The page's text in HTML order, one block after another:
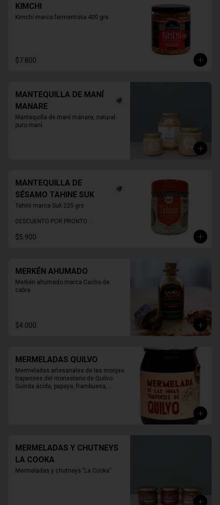
KIMCHI
Kimchi marca fermentista 400 grs
$7.800
MANTEQUILLA DE MANÍ
MANARE
Mantequilla de maní manare, natural
puro maní
MANTEQUILLA DE
SÉSAMO TAHINE SUK
Tahini marca Suk 225 grs
DESCUENTO POR PRONTO
$5.900
MERKÉN AHUMADO
Merkén ahumado marca Cacho de
cabra
$4.000
MERMELADAS QUILVO
Mermeladas artesanales de las monjas
trapenses del monasterio de Quilvo.
Guinda ácida, papaya, frambuesa,
MERMELADAS Y CHUTNEYS
LA COOKA
Mermeladas y chutneys "La Cooka"